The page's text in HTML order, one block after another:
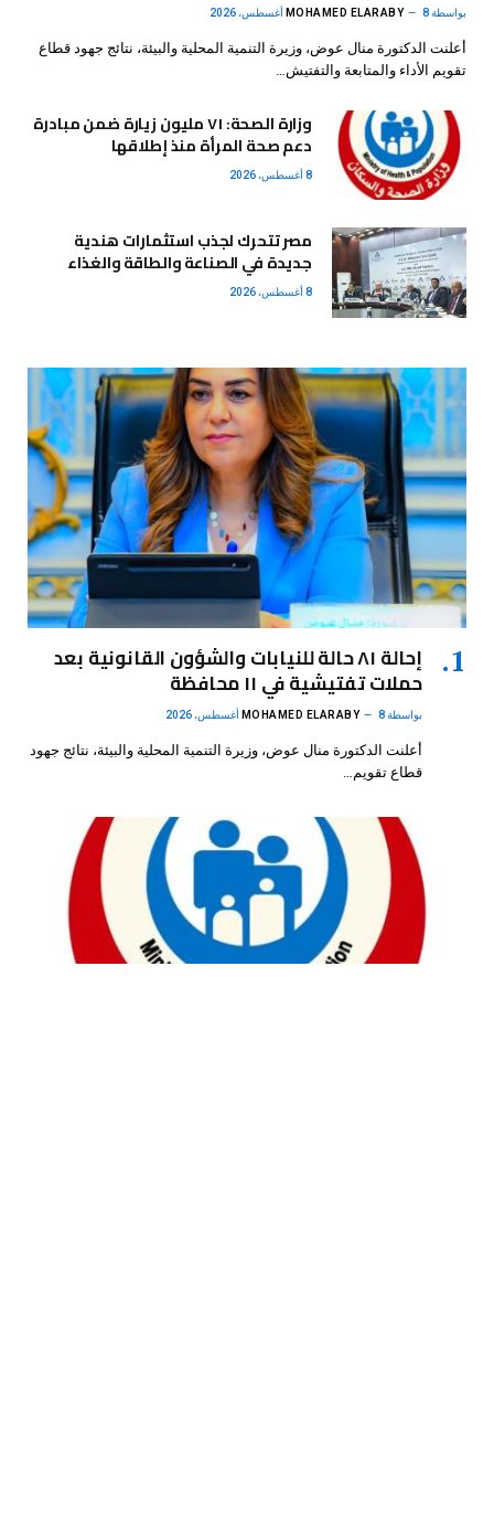
بواسطة MOHAMED ELARABY 8 أغسطس، 2026
أعلنت الدكتورة منال عوض، وزيرة التنمية المحلية والبيئة، نتائج جهود قطاع
تقويم الأداء والمتابعة والتفتيش…
وزارة الصحة: ٧١ مليون زيارة ضمن مبادرة
دعم صحة المرأة منذ إطلاقها
8 أغسطس، 2026
مصر تتحرك لجذب استثمارات هندية
جديدة في الصناعة والطاقة والغذاء
8 أغسطس، 2026
إحالة ٨١ حالة للنيابات والشؤون القانونية بعد
حملات تفتيشية في ١١ محافظة
بواسطة MOHAMED ELARABY 8 أغسطس، 2026
أعلنت الدكتورة منال عوض، وزيرة التنمية المحلية والبيئة، نتائج جهود
قطاع تقويم…